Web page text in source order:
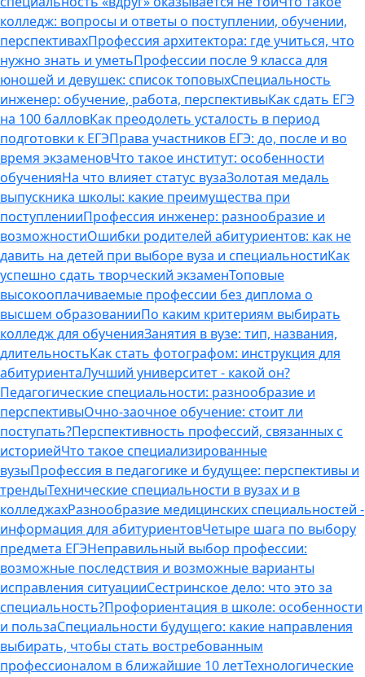
колледж: вопросы и ответы о поступлении, обучении,
перспективахПрофессия архитектора: где учиться, что
нужно знать и уметьПрофессии после 9 класса для
юношей и девушек: список топовыхСпециальность
инженер: обучение, работа, перспективыКак сдать ЕГЭ
на 100 балловКак преодолеть усталость в период
подготовки к ЕГЭПрава участников ЕГЭ: до, после и во
время экзаменовЧто такое институт: особенности
обученияНа что влияет статус вузаЗолотая медаль
выпускника школы: какие преимущества при
поступленииПрофессия инженер: разнообразие и
возможностиОшибки родителей абитуриентов: как не
давить на детей при выборе вуза и специальностиКак
успешно сдать творческий экзаменТоповые
высокооплачиваемые профессии без диплома о
высшем образованииПо каким критериям выбирать
колледж для обученияЗанятия в вузе: тип, названия,
длительностьКак стать фотографом: инструкция для
абитуриентаЛучший университет - какой он?
Педагогические специальности: разнообразие и
перспективыОчно-заочное обучение: стоит ли
поступать?Перспективность профессий, связанных с
историейЧто такое специализированные
вузыПрофессия в педагогике и будущее: перспективы и
трендыТехнические специальности в вузах и в
колледжахРазнообразие медицинских специальностей -
информация для абитуриентовЧетыре шага по выбору
предмета ЕГЭНеправильный выбор профессии:
возможные последствия и возможные варианты
исправления ситуацииСестринское дело: что это за
специальность?Профориентация в школе: особенности
и пользаСпециальности будущего: какие направления
выбирать, чтобы стать востребованным
профессионалом в ближайшие 10 летТехнологические